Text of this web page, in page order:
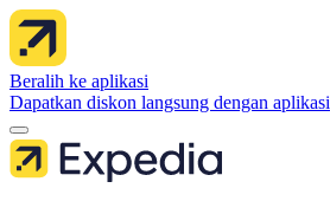
Beralih ke aplikasi
Dapatkan diskon langsung dengan aplikasi